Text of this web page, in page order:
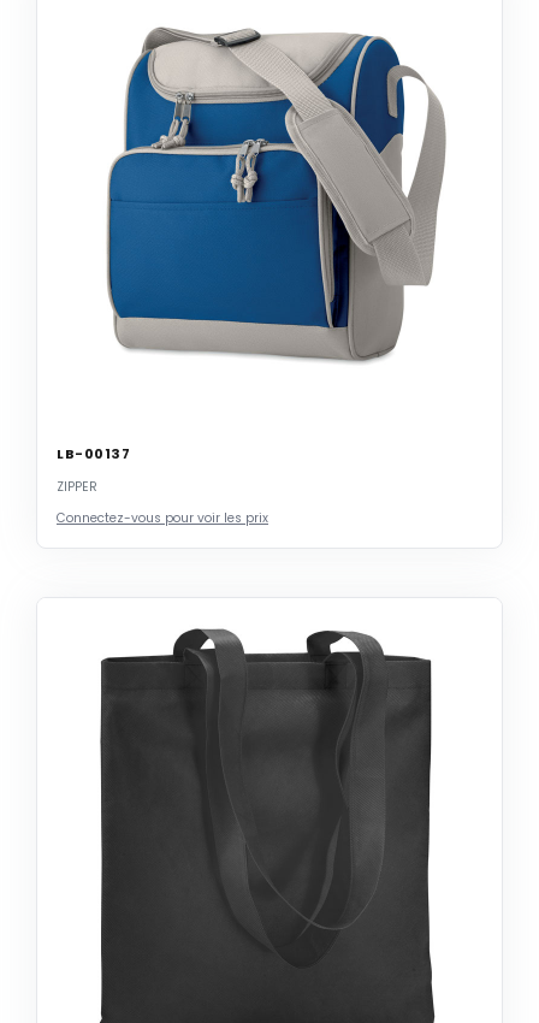
LB-00137
ZIPPER
Connectez-vous pour voir les prix